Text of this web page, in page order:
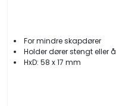
For mindre skapdører
Holder dører stengt eller åpen
HxD: 58 x 17 mm